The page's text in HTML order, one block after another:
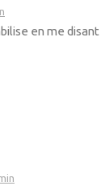
en me